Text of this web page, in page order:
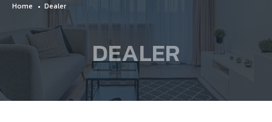
Home Dealer
DEALER